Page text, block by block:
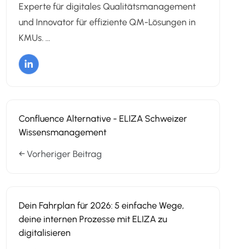
Experte für digitales Qualitätsmanagement
und Innovator für effiziente QM-Lösungen in
KMUs. …
Confluence Alternative - ELIZA Schweizer
Wissensmanagement
← Vorheriger Beitrag
Dein Fahrplan für 2026: 5 einfache Wege,
deine internen Prozesse mit ELIZA zu
digitalisieren